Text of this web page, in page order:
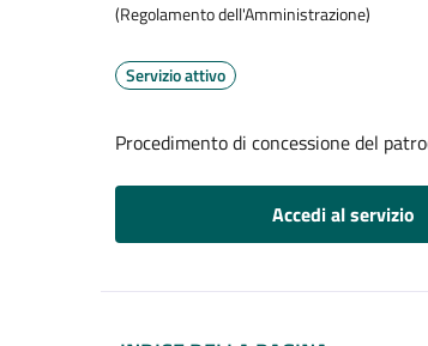
(Regolamento dell'Amministrazione)
Servizio attivo
Procedimento di concessione del
Accedi al servizio